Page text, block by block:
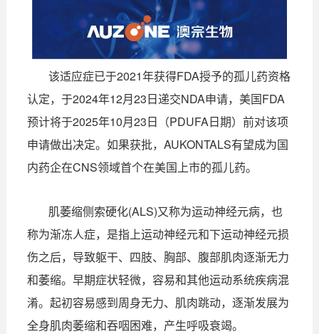
该适应症已于2021年获得FDA授予的孤儿药资格
认定，于2024年12月23日递交NDA申请，美国FDA
预计将于2025年10月23日（PDUFA日期）前对该项
申请做出决定。如果获批，AUKONTALS有望成为国
内药企在CNS领域首个在美国上市的孤儿药。
肌萎缩侧索硬化(ALS)又称为运动神经元病，也
称为渐冻人症，是指上运动神经元和下运动神经元损
伤之后，导致躯干、四肢、胸部、腹部肌肉逐渐无力
和萎缩。早期症状轻微，容易和其他运动系统疾病混
淆。起初容易感到周身无力、肌肉跳动，逐渐发展为
全身肌肉萎缩和吞咽困难，产生呼吸衰竭。